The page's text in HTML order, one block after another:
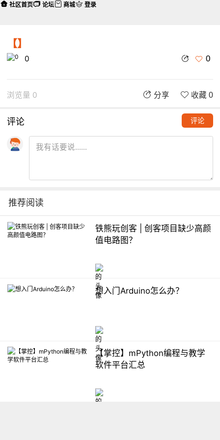
【】
0 0
浏览量 0 分享 收藏 0
评论 评论
推荐阅读
铁熊玩创客 | 创客项目缺少高颜
值电路图？
想入门Arduino怎么办？
【掌控】mPython编程与教学
软件平台汇总
社区首页 论坛 商城 登录